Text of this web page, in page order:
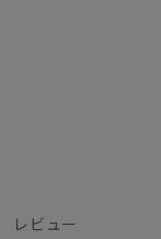
レビュー